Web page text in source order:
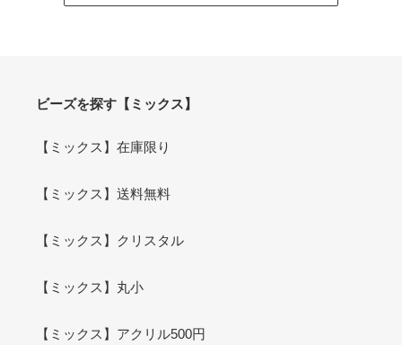
ビーズを探す【ミックス】
【ミックス】在庫限り
【ミックス】送料無料
【ミックス】クリスタル
【ミックス】丸小
【ミックス】アクリル500円